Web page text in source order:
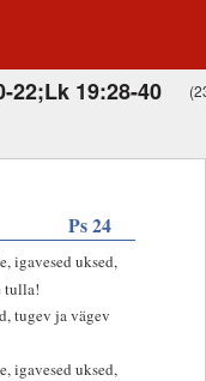
22;Lk 19:28-40
Ps 24
igavesed uksed,
tulla!
tugev ja vägev
igavesed uksed,